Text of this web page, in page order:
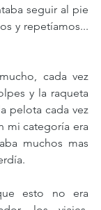
seguir al pie
y repetíamos...
y la raqueta
pelota cada vez
mi categoría era
muchos mas
esto no era